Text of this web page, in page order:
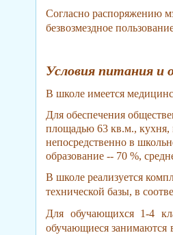
Согласно распоряжению
безвозмездное
Условия питания и
В школе имеется
Для обеспечения
площадью 63 кв.м., кухня,
непосредственно в
образование -- 70 %,
В школе реализуется
технической базы, в
Для обучающихся 1-4
обучающиеся зани­маются